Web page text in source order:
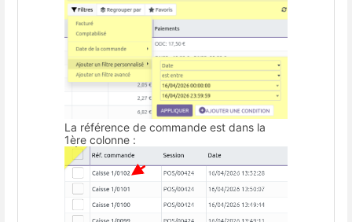
La référence de commande est dans la
1ère colonne :